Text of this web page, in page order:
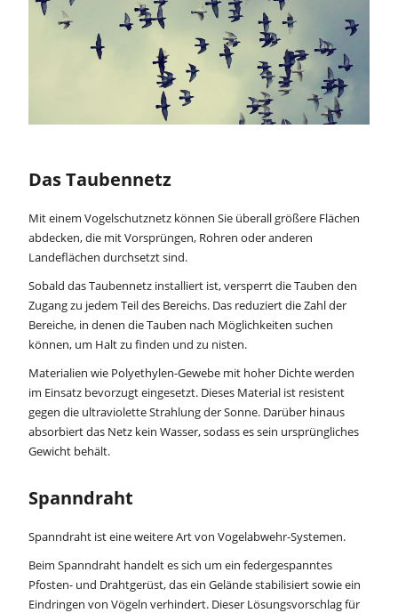
Das Taubennetz
Mit einem Vogelschutznetz können Sie überall größere Flächen
abdecken, die mit Vorsprüngen, Rohren oder anderen
Landeflächen durchsetzt sind.
Sobald das Taubennetz installiert ist, versperrt die Tauben den
Zugang zu jedem Teil des Bereichs. Das reduziert die Zahl der
Bereiche, in denen die Tauben nach Möglichkeiten suchen
können, um Halt zu finden und zu nisten.
Materialien wie Polyethylen-Gewebe mit hoher Dichte werden
im Einsatz bevorzugt eingesetzt. Dieses Material ist resistent
gegen die ultraviolette Strahlung der Sonne. Darüber hinaus
absorbiert das Netz kein Wasser, sodass es sein ursprüngliches
Gewicht behält.
Spanndraht
Spanndraht ist eine weitere Art von Vogelabwehr-Systemen.
Beim Spanndraht handelt es sich um ein federgespanntes
Pfosten- und Drahtgerüst, das ein Gelände stabilisiert sowie ein
Eindringen von Vögeln verhindert. Dieser Lösungsvorschlag für